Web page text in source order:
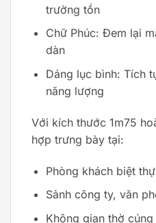
trường tồn
Chữ Phúc: Đem lại
dàn
Dáng lục bình: Tích
năng lượng
Với kích thước 1m75
hợp trưng bày tại:
Phòng khách biệt
Sảnh công ty, văn
Không gian thờ